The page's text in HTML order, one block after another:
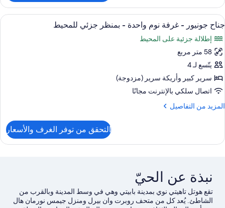
غرفة
عادية
-
منظر
للمدينة
استعراض
جميع
صور
جناح
جونيور
-
غرفة
نوم
واحدة
جزئي
5
جناح جونيور - غرفة نوم واحدة - بمنظر جزئي للمحيط
إطلالة جزئية على المحيط
58 متر مربع
يتّسع لـ 4
سرير كبير‫‬ وأريكة سرير (مزدوجة)
اتصال سلكي بالإنترنت مجانًا
المزيد من التفاصيل
المزيد
جناح
بمنظر
التحقق من توفر الغرف والأسعار
نبذة عن الحيّ
تقع هوتل تاهيتي نوي بمدينة بابيتي وهي في وسط المدينة وبالقرب من
الشاطئ. يُعد كل من متحف روبرت وان بيرل ومنزل جيمس نورمان هال